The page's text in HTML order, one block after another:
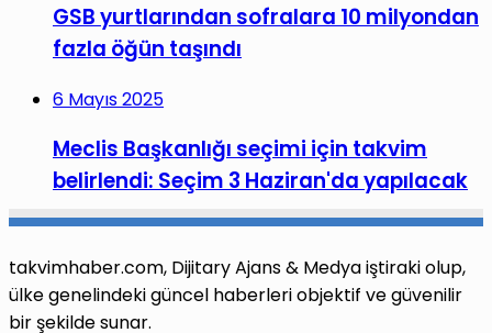
GSB yurtlarından sofralara 10 milyondan
fazla öğün taşındı
6 Mayıs 2025
Meclis Başkanlığı seçimi için takvim
belirlendi: Seçim 3 Haziran'da yapılacak
takvimhaber.com, Dijitary Ajans & Medya iştiraki olup,
ülke genelindeki güncel haberleri objektif ve güvenilir
bir şekilde sunar.